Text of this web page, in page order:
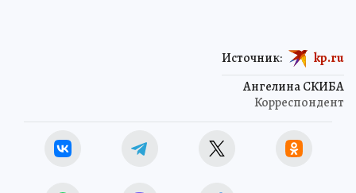
Ангелина СКИБА
Корреспондент
Источник: kp.ru